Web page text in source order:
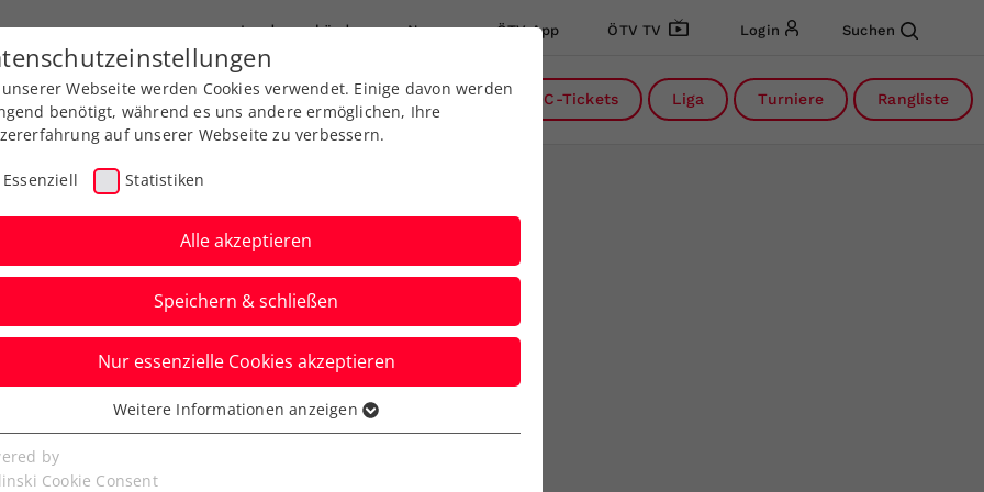
Landesverbände News ÖTV App ÖTV TV Login Suchen
Ausbildung Services Über uns DC-Tickets Liga Turniere Rangliste
Tagger überzeugt
Webseite werden Cookies verwendet. Einige davon werden
benötigt, während es uns andere ermöglichen, Ihre
auf unserer Webseite zu verbessern.
Essenziell Statistiken
Alle akzeptieren
Speichern & schließen
Nur essenzielle Cookies akzeptieren
Cookies werden für grundlegende Funktionen der
benötigt. Dadurch ist gewährleistet, dass die Webseite
Weitere Informationen anzeigen
by
Cookie Consent